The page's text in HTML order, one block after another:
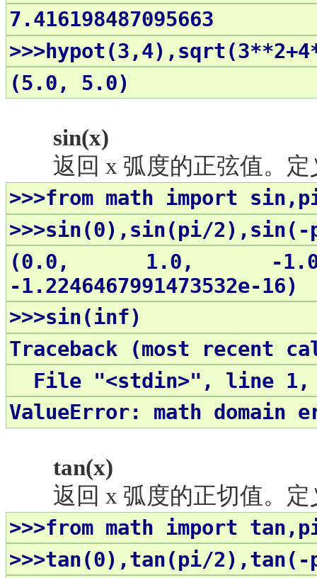
7.416198487095663
(5.0, 5.0)
sin(x)
返回 x 弧度的正弦值。
>>>from math import
>>>sin(0),sin(pi/
(0.0, 1.0, -1.0,
-1.2246467991473532e-16)
>>>sin(inf)
Traceback (most recent
File "<stdin>", line 1,
ValueError: math domain
tan(x)
返回 x 弧度的正切值。
>>>from math import
>>>tan(0),tan(pi/